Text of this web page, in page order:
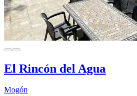
El Rincón del Agua
Mogón